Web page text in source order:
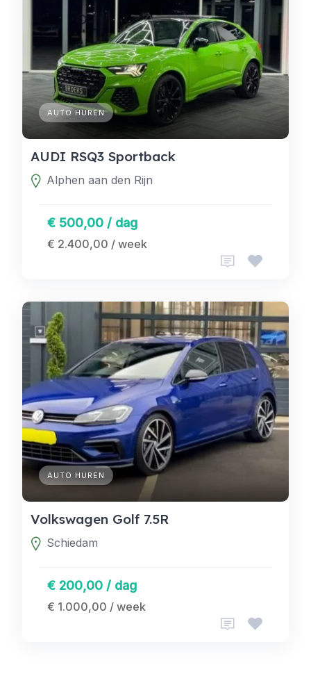
AUTO HUREN
AUDI RSQ3 Sportback
Alphen aan den Rijn
€ 500,00 / dag
€ 2.400,00 / week
AUTO HUREN
Volkswagen Golf 7.5R
Schiedam
€ 200,00 / dag
€ 1.000,00 / week